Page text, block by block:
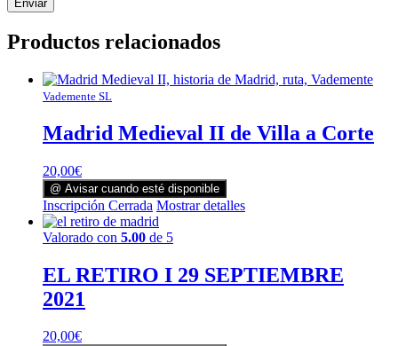
Productos relacionados
Vademente SL
Madrid Medieval II de Villa a Corte
20,00€
@ Avisar cuando esté disponible
Inscripción Cerrada Mostrar detalles
Valorado con 5.00 de 5
EL RETIRO I 29 SEPTIEMBRE
2021
20,00€